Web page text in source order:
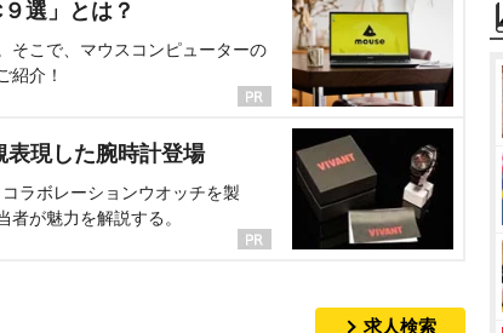
選」とは？
そこで、マウスコンピューターの
紹介！
表現した腕時計登場
ラボレーションウオッチを製
が魅力を解説する。
求人検索